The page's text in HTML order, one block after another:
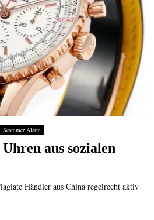
Scammer Alarm
aus sozialen
Händler aus China regelrecht aktiv